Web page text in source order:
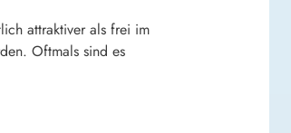
attraktiver als frei im
Oftmals sind es